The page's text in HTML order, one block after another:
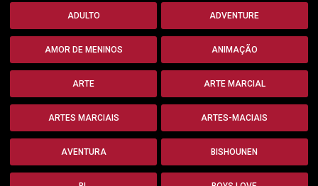
ADULTO ADVENTURE
AMOR DE MENINOS ANIMAÇÃO
ARTE ARTE MARCIAL
ARTES MARCIAIS ARTES-MACIAIS
AVENTURA BISHOUNEN